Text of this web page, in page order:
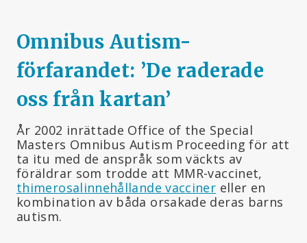
Omnibus Autism-
förfarandet: ’De raderade
oss från kartan’
År 2002 inrättade Office of the Special
Masters Omnibus Autism Proceeding för att
ta itu med de anspråk som väckts av
föräldrar som trodde att MMR-vaccinet,
thimerosalinnehållande vacciner eller en
kombination av båda orsakade deras barns
autism.